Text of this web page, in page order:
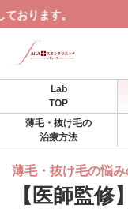
Lab
TOP
薄毛・抜け毛の
治療方法
薄毛・抜け毛の悩み
【医師監